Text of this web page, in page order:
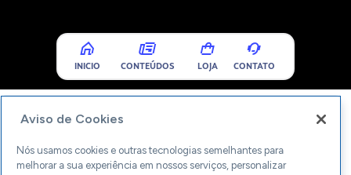
INICIO CONTEÚDOS LOJA CONTATO
Aviso de Cookies
Nós usamos cookies e outras tecnologias semelhantes para
melhorar a sua experiência em nossos serviços, personalizar